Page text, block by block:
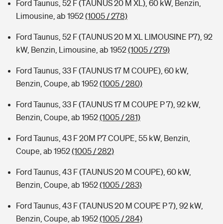
Ford Taunus, 52 F (TAUNUS 20 M XL), 60 kW, Benzin,
Limousine, ab 1952(1005 / 278)
Ford Taunus, 52 F (TAUNUS 20 M XL LIMOUSINE P7), 92
kW, Benzin, Limousine, ab 1952(1005 / 279)
Ford Taunus, 33 F (TAUNUS 17 M COUPE), 60 kW,
Benzin, Coupe, ab 1952(1005 / 280)
Ford Taunus, 33 F (TAUNUS 17 M COUPE P 7), 92 kW,
Benzin, Coupe, ab 1952(1005 / 281)
Ford Taunus, 43 F 20M P7 COUPE, 55 kW, Benzin,
Coupe, ab 1952(1005 / 282)
Ford Taunus, 43 F (TAUNUS 20 M COUPE), 60 kW,
Benzin, Coupe, ab 1952(1005 / 283)
Ford Taunus, 43 F (TAUNUS 20 M COUPE P 7), 92 kW,
Benzin, Coupe, ab 1952(1005 / 284)